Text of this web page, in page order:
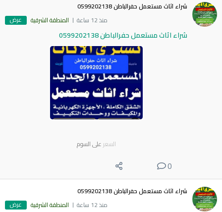
شراء اثاث مستعمل حفرالباطن 0599202138
منذ 12 ساعة
المنطقة الشرقية عرض
شراء اثاث مستعمل حفرالباطن 0599202138
السعر على السوم
0
شراء اثاث مستعمل حفرالباطن 0599202138
منذ 12 ساعة
المنطقة الشرقية عرض